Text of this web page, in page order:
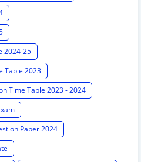
2024-25
Table 2023
Time Table 2023 - 2024
Paper 2024